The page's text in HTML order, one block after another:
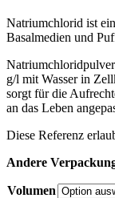
Natriumchlorid ist
Basalmedien und
g/l mit Wasser in
sorgt für die
an das Leben
Diese Referenz
Andere
Volumen